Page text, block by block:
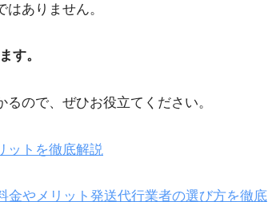
ありません。
す。
ので、ぜひお役立てください。
ットを徹底解説
金やメリット発送代行業者の選び方を徹底